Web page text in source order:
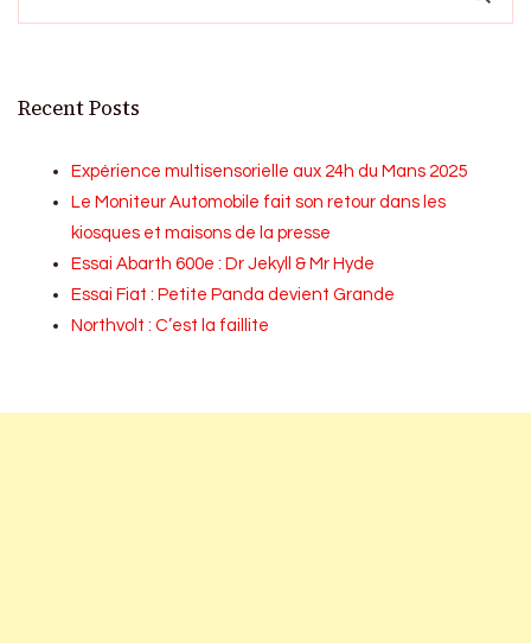
Recent Posts
Expérience multisensorielle aux 24h du Mans 2025
Le Moniteur Automobile fait son retour dans les
kiosques et maisons de la presse
Essai Abarth 600e : Dr Jekyll & Mr Hyde
Essai Fiat : Petite Panda devient Grande
Northvolt : C’est la faillite